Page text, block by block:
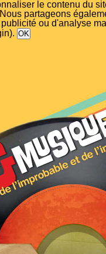
le contenu du
partageons
ou d'analyse